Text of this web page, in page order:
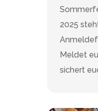
2025
Meldet
sichert